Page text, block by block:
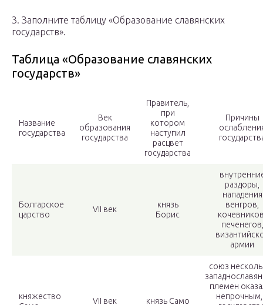
3. Заполните таблицу «Образование славянских
государств».
Таблица «Образование славянских
государств»
Название
государства
Век
образования
государства
Правитель,
при
котором
наступил
расцвет
государства
Причины
Болгарское
царство
VII век
князь
Борис
раздоры,
нападения
венгров,
печенегов,
армии
княжество
VII век князь Само
союз
племен
непрочным,